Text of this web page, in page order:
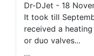
Dr-DJet - 18
It took till
received a
or duo valves...